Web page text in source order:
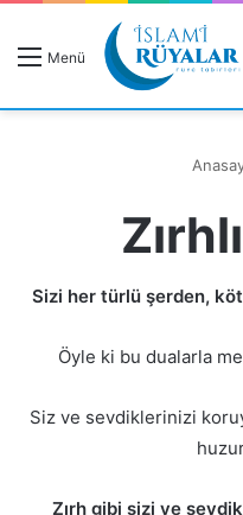
Menü
Sizi her türlü şerden,
Öyle ki bu dualarla
Siz ve sevdiklerinizi
Zırh gibi sizi ve